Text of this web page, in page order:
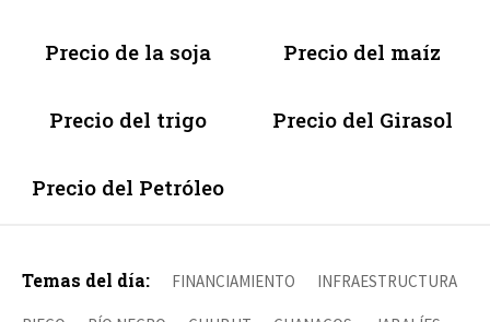
Precio de la soja Precio del maíz
Precio del trigo Precio del Girasol
Precio del Petróleo
Temas del día: FINANCIAMIENTO INFRAESTRUCTURA